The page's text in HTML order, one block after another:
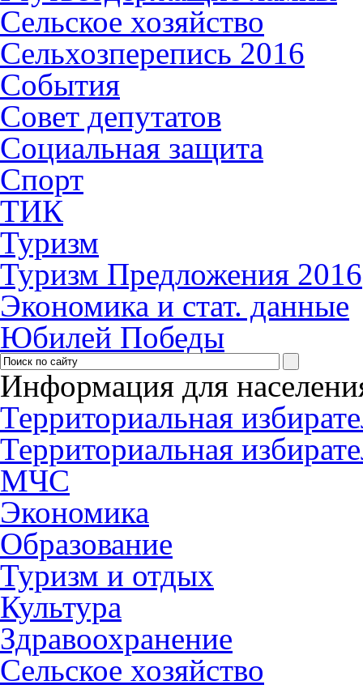
Сельское хозяйство
Сельхозперепись 2016
События
Совет депутатов
Социальная защита
Спорт
ТИК
Туризм
Туризм Предложения 2016
Экономика и стат. данные
Юбилей Победы
Информация для
Территориальная
Территориальная
МЧС
Экономика
Образование
Туризм и отдых
Культура
Здравоохранение
Сельское хозяйство